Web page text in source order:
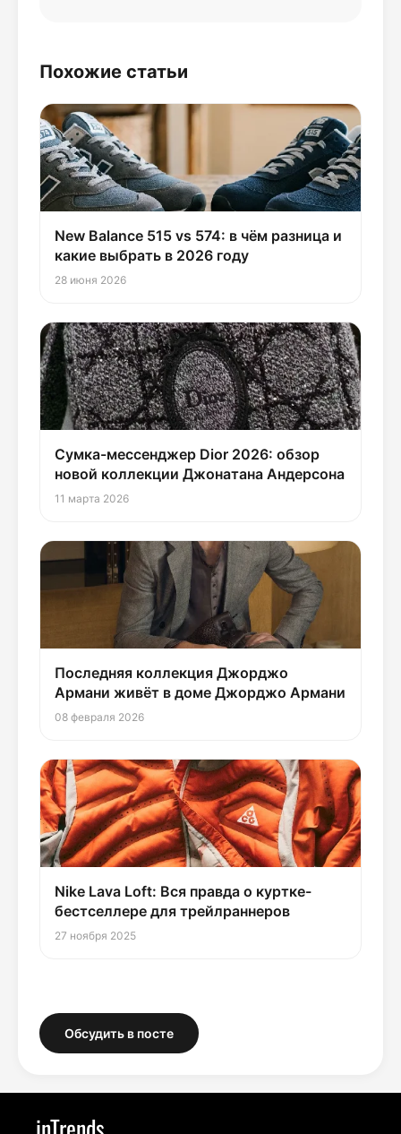
Похожие статьи
New Balance 515 vs 574: в чём разница и
какие выбрать в 2026 году
28 июня 2026
Сумка-мессенджер Dior 2026: обзор
новой коллекции Джонатана Андерсона
11 марта 2026
Последняя коллекция Джорджо
Армани живёт в доме Джорджо Армани
08 февраля 2026
Nike Lava Loft: Вся правда о куртке-
бестселлере для трейлраннеров
27 ноября 2025
Обсудить в посте